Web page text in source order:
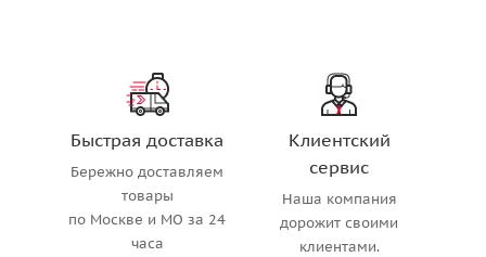
Быстрая доставка
Бережно доставляем
товары
по Москве и МО за 24
часа
Клиентский
сервис
Наша компания
дорожит своими
клиентами.